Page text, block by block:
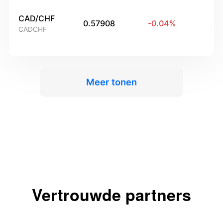
CAD/CHF
CADCHF
0.57908 -0.04%
Meer tonen
Vertrouwde partners